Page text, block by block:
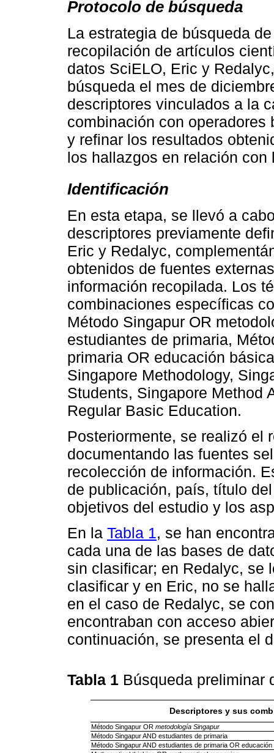
Protocolo de búsqueda
La estrategia de búsqueda
recopilación de artículos
datos SciELO, Eric y
búsqueda el mes de
descriptores vinculados a la
combinación con
y refinar los resultados
los hallazgos en relación
Identificación
En esta etapa, se llevó a
descriptores previamente
Eric y Redalyc,
obtenidos de fuentes
información recopilada. Los
combinaciones específicas
Método Singapur OR
estudiantes de primaria,
primaria OR educación
Singapore Methodology,
Students, Singapore Method
Regular Basic Education.
Posteriormente, se realizó el
documentando las fuentes
recolección de información.
de publicación, país, título
objetivos del estudio y los
En la Tabla 1, se han
cada una de las bases de
sin clasificar; en Redalyc, se
clasificar y en Eric, no se
en el caso de Redalyc, se
encontraban con acceso
continuación, se presenta el
Tabla 1 Búsqueda preliminar
Descriptores y sus
Método Singapur OR metodología Singapur
Método Singapur AND estudiantes de primaria
Método Singapur AND estudiantes de primaria OR educación